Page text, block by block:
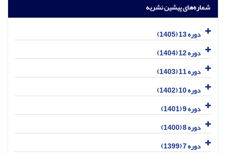
شماره‌های پیشین نشریه
دوره 13 (1405)
دوره 12 (1404)
دوره 11 (1403)
دوره 10 (1402)
دوره 9 (1401)
دوره 8 (1400)
دوره 7 (1399)